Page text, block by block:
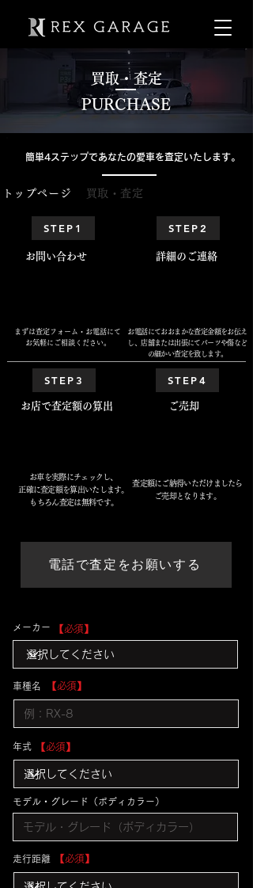
​取・査定
PURCHASE
​簡単4ステップであなたの愛車を査定いたします。
​トップページ ​買取・査定
STEP1
​お問い合わせ
まずは​査定フォーム・お電話にて
お気軽にご相談ください。
STEP2
​詳細のご連絡
お電話にておおまかな査定金額をお伝え
し、店舗または出張にてパーツや傷など
の細かい査定を致します。
STEP3
​お店で査定額の算出
STEP4
​ご売却
お車を実際にチェックし、
正確に査定額を算出いたします。
​もちろん査定は無料です。
査定額にご納得いただけましたら
ご売却となります。
電話で査定をお願いする
​【必須】
​メーカー
​車種名 ​【必須】
​年式 ​【必須】
​モデル・グレード（ボディカラー）
​走行距離 ​【必須】